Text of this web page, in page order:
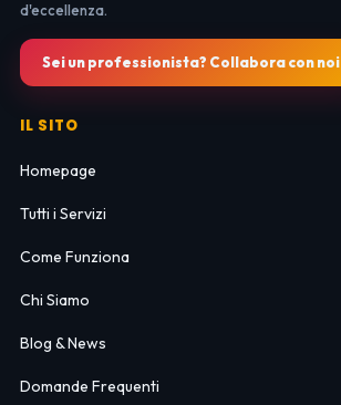
d'eccellenza.
Sei un professionista? Collabora con noi
IL SITO
Homepage
Tutti i Servizi
Come Funziona
Chi Siamo
Blog & News
Domande Frequenti